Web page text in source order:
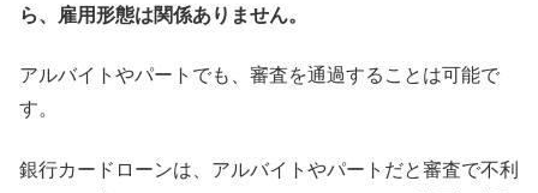
ら、雇用形態は関係ありません。
アルバイトやパートでも、審査を通過することは可能で
す。
銀行カードローンは、アルバイトやパートだと審査で不利